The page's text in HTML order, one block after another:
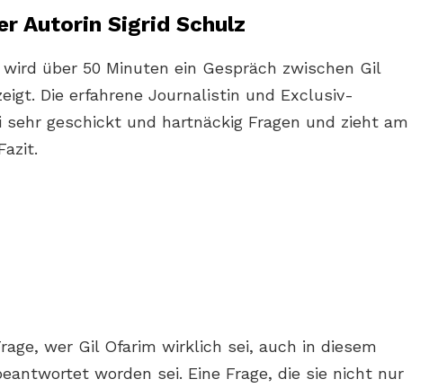
Autorin Sigrid Schulz
wird über 50 Minuten ein Gespräch zwischen Gil
Die erfahrene Journalistin und Exclusiv-
geschickt und hartnäckig Fragen und zieht am
wer Gil Ofarim wirklich sei, auch in diesem
worden sei. Eine Frage, die sie nicht nur